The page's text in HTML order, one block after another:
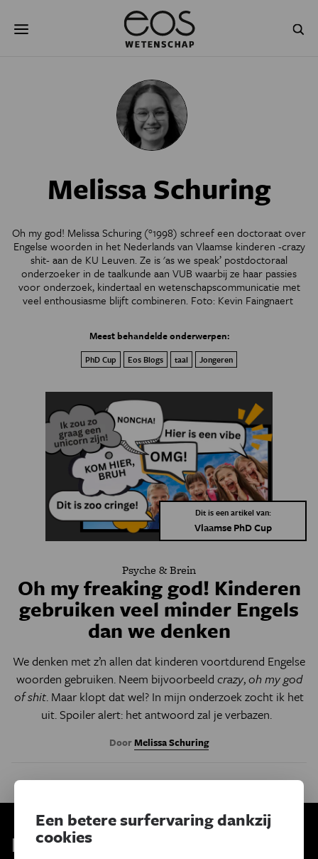
naar
NATUURWETENSCHAPPEN
PSYCHE & BREIN BLOGS
JONGE UITDAGERS
Melissa Schuring
Oh my god! Melissa Schuring (°1998) schreef een doctoraat over
Engelse woorden in het Nederlands van Vlaamse kinderen -crazy
shit- aan de KU Leuven. Ze is 'as we speak’ postdoctoraal
onderzoeker in de taalkunde aan VUB waarbij ze haar passies
voor onderzoek, kindertaal en wetenschapscommunicatie met
veel enthousiasme blijft combineren. Foto: Kevin Faingnaert
Meest behandelde onderwerpen:
PhD Cup Eos Blogs taal Jongeren
Dit is een artikel van:
Vlaamse PhD Cup
Psyche & Brein
Oh my freaking god! Kinderen
gebruiken veel minder Engels
dan we denken
We denken met z’n allen dat kinderen voortdurend Engelse
woorden gebruiken. Neem bijvoorbeeld crazy,oh my god
of shit. Maar klopt dat wel? In mijn onderzoek zocht ik het
uit. Spoiler alert: het antwoord zal je verbazen.
DoorMelissa Schuring
Kies je nieuwsbrief
Een betere surfervaring dankzij
cookies